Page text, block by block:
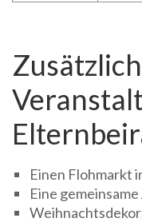
Einen Flohmarkt
Eine